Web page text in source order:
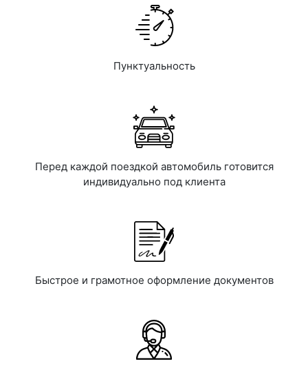
Пунктуальность
Перед каждой поездкой автомобиль готовится
индивидуально под клиента
Быстрое и грамотное оформление документов